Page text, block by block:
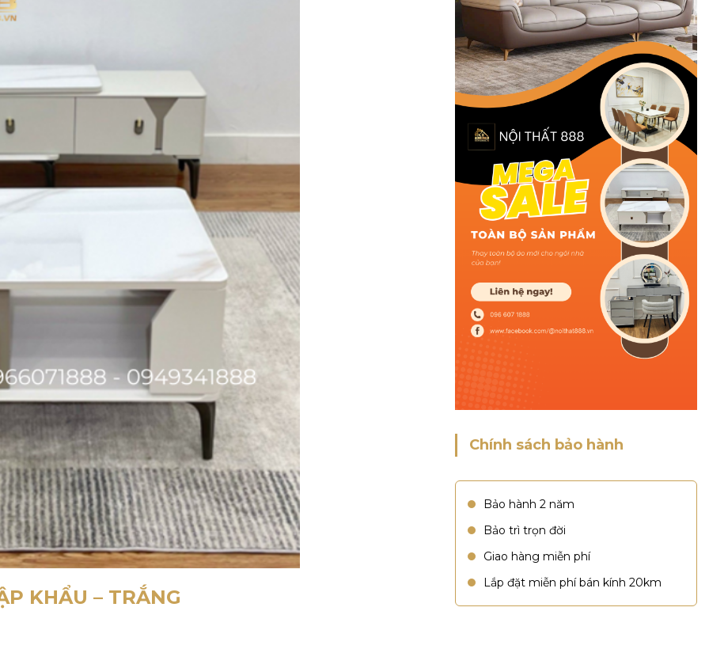
KHẨU – TRẮNG
Chính sách bảo hành
Bảo hành 2 năm
Bảo trì trọn đời
Giao hàng miễn phí
Lắp đặt miễn phí bán kính 20km